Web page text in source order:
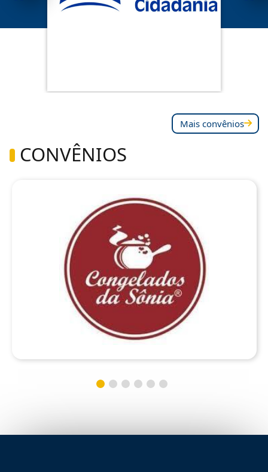
CONVÊNIOS
Mais convênios